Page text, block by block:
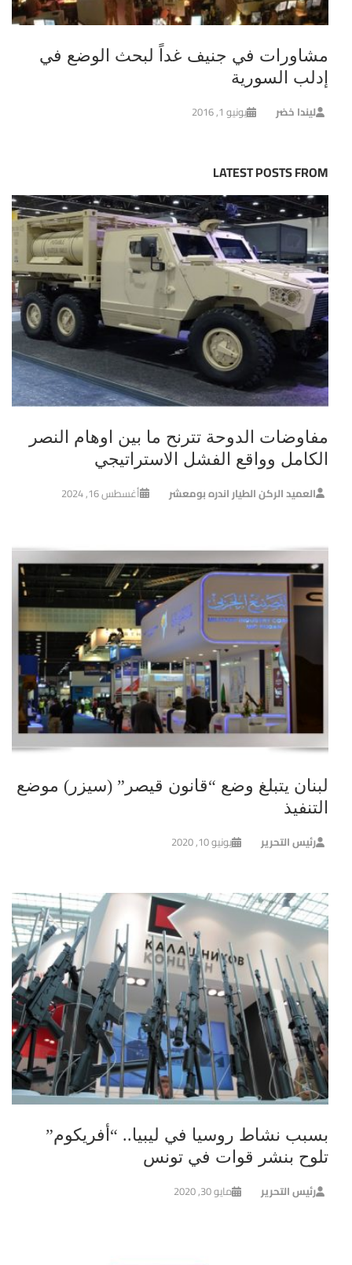
مشاورات في جنيف غداً لبحث الوضع في
إدلب السورية
ليندا خضر يونيو 1, 2016
LATEST POSTS FROM
مفاوضات الدوحة تترنح ما بين اوهام النصر
الكامل وواقع الفشل الاستراتيجي
العميد الركن الطيار اندره بومعشر أغسطس 16, 2024
لبنان يتبلغ وضع “قانون قيصر” (سيزر) موضع
التنفيذ
رئيس التحرير يونيو 10, 2020
بسبب نشاط روسيا في ليبيا.. “أفريكوم”
تلوح بنشر قوات في تونس
رئيس التحرير مايو 30, 2020